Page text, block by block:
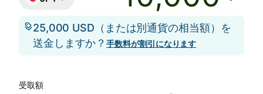
25,000 USD（または別通貨の相当額）を
送金しますか？手数料が割引になります
受取額